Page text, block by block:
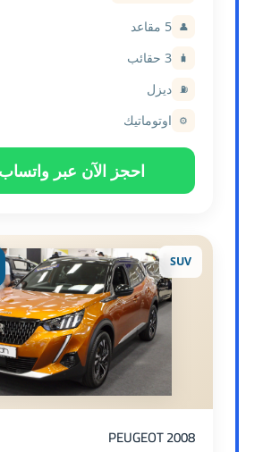
👤 5 مقاعد
🧳 3 حقائب
⛽ ديزل
⚙️ اوتوماتيك
احجز الآن عبر
SUV
PEUGEOT 2008